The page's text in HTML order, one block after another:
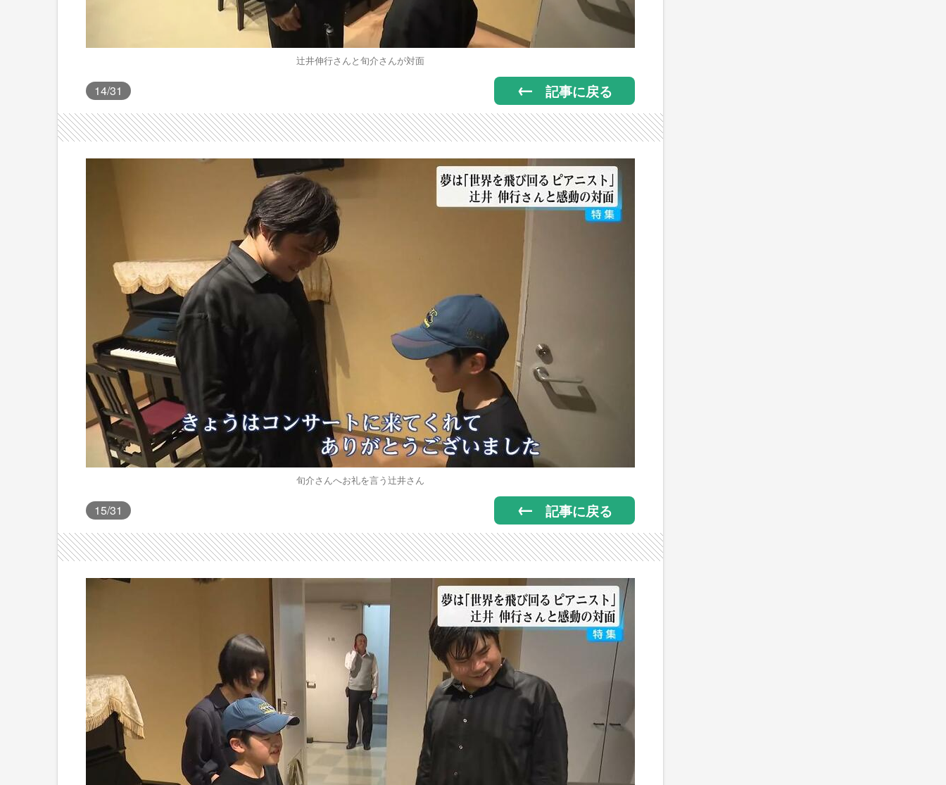
辻井伸行さんと旬介さんが対面
14/31 記事に戻る
旬介さんへお礼を言う辻井さん
15/31 記事に戻る